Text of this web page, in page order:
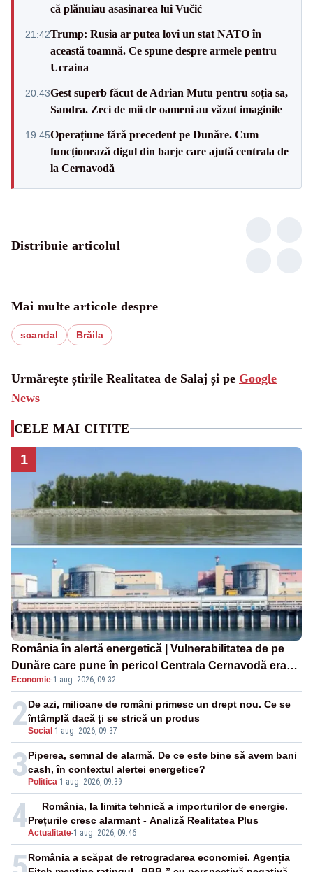
că plănuiau asasinarea lui Vučić
21:42Trump: Rusia ar putea lovi un stat NATO în
această toamnă. Ce spune despre armele pentru
Ucraina
20:43Gest superb făcut de Adrian Mutu pentru soția sa,
Sandra. Zeci de mii de oameni au văzut imaginile
19:45Operațiune fără precedent pe Dunăre. Cum
funcționează digul din barje care ajută centrala de
la Cernavodă
Distribuie articolul
Mai multe articole despre
scandal Brăila
Urmărește știrile Realitatea de Salaj și pe Google
News
CELE MAI CITITE
1
România în alertă energetică | Vulnerabilitatea de pe
Dunăre care pune în pericol Centrala Cernavodă era
cunoscută de pe vremea lui Ceaușescu
Economie·1 aug. 2026, 09:32
2Social -1 aug. 2026, 09:37
De azi, milioane de români primesc un drept nou. Ce se
întâmplă dacă ți se strică un produs
3 Politica-1 aug. 2026, 09:39
Piperea, semnal de alarmă. De ce este bine să avem bani
cash, în contextul alertei energetice?
4Actualitate-1 aug. 2026, 09:46
România, la limita tehnică a importurilor de energie.
Prețurile cresc alarmant - Analiză Realitatea Plus
România a scăpat de retrogradarea economiei. Agenția